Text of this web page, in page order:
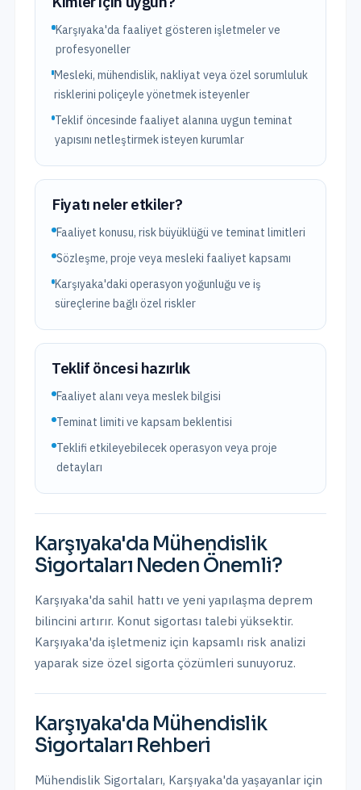
Karşıyaka'da faaliyet gösteren işletmeler ve
profesyoneller
Mesleki, mühendislik, nakliyat veya özel sorumluluk
risklerini poliçeyle yönetmek isteyenler
Teklif öncesinde faaliyet alanına uygun teminat
yapısını netleştirmek isteyen kurumlar
Fiyatı neler etkiler?
Faaliyet konusu, risk büyüklüğü ve teminat limitleri
Sözleşme, proje veya mesleki faaliyet kapsamı
Karşıyaka'daki operasyon yoğunluğu ve iş
süreçlerine bağlı özel riskler
Teklif öncesi hazırlık
Faaliyet alanı veya meslek bilgisi
Teminat limiti ve kapsam beklentisi
Teklifi etkileyebilecek operasyon veya proje
detayları
Karşıyaka'da Mühendislik
Sigortaları Neden Önemli?
Karşıyaka'da sahil hattı ve yeni yapılaşma deprem
bilincini artırır. Konut sigortası talebi yüksektir.
Karşıyaka'da işletmeniz için kapsamlı risk analizi
yaparak size özel sigorta çözümleri sunuyoruz.
Karşıyaka'da Mühendislik
Sigortaları Rehberi
Mühendislik Sigortaları, Karşıyaka'da yaşayanlar için